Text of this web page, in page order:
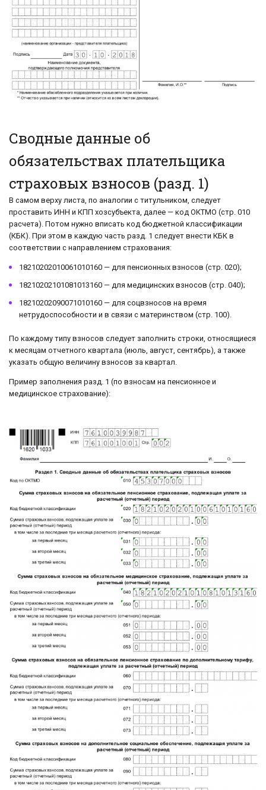
Сводные данные об
обязательствах плательщика
страховых взносов (разд. 1)
В самом верху листа, по аналогии с титульником, следует
проставить ИНН и КПП хозсубъекта, далее — код ОКТМО (стр. 010
расчета). Потом нужно вписать код бюджетной классификации
(КБК). При этом в каждую часть разд. 1 следует внести КБК в
соответствии с направлением страхования:
18210202010061010160 — для пенсионных взносов (стр. 020);
18210202101081013160 — для медицинских взносов (стр. 040);
18210202090071010160 — для соцвзносов на время
нетрудоспособности и в связи с материнством (стр. 100).
По каждому типу взносов следует заполнить строки, относящиеся
к месяцам отчетного квартала (июль, август, сентябрь), а также
указать общую величину взносов за квартал.
Пример заполнения разд. 1 (по взносам на пенсионное и
медицинское страхование):